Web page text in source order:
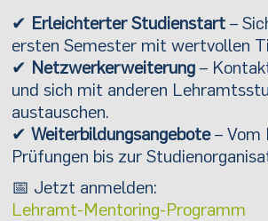
✔ Erleichterter Studienstart –
ersten Semester mit wertvollen
✔ Netzwerkerweiterung –
und sich mit anderen
austauschen.
✔Weiterbildungsangebote– Vom
Prüfungen bis zur
📅 Jetzt anmelden:
Lehramt-Mentoring-Programm